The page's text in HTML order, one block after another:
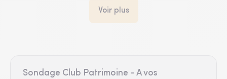
Voir plus
Sondage Club Patrimoine - A vos